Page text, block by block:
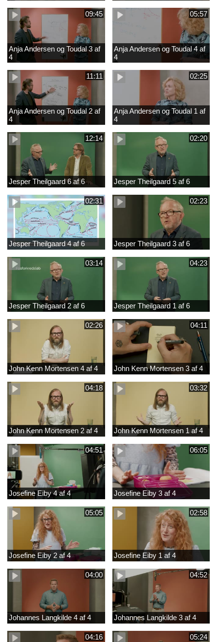
09:45
Anja Andersen og Toudal 3 af
4
05:57
Anja Andersen og Toudal 4 af
4
11:11
Anja Andersen og Toudal 2 af
4
02:25
Anja Andersen og Toudal 1 af
4
12:14
Jesper Theilgaard 6 af 6
02:20
Jesper Theilgaard 5 af 6
02:31
Jesper Theilgaard 4 af 6
02:23
Jesper Theilgaard 3 af 6
03:14
Jesper Theilgaard 2 af 6
04:23
Jesper Theilgaard 1 af 6
02:26
John Kenn Mortensen 4 af 4
04:11
John Kenn Mortensen 3 af 4
04:18
John Kenn Mortensen 2 af 4
03:32
John Kenn Mortensen 1 af 4
04:51
Josefine Eiby 4 af 4
06:05
Josefine Eiby 3 af 4
05:05
Josefine Eiby 2 af 4
02:58
Josefine Eiby 1 af 4
04:00
Johannes Langkilde 4 af 4
04:52
Johannes Langkilde 3 af 4
04:16 05:24